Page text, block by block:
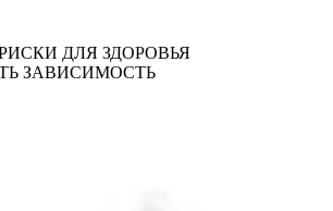
ДЛЯ ЗДОРОВЬЯ
ЗАВИСИМОСТЬ